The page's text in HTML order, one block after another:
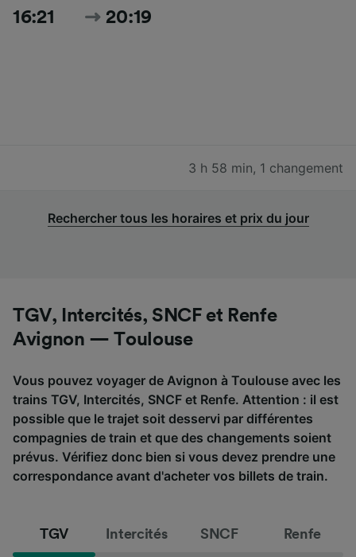
16:21 20:19
3 h 58 min, 1 changement
Rechercher tous les horaires et prix du jour
TGV, Intercités, SNCF et Renfe
Avignon — Toulouse
Vous pouvez voyager de Avignon à Toulouse avec les
trains TGV, Intercités, SNCF et Renfe. Attention : il est
possible que le trajet soit desservi par différentes
compagnies de train et que des changements soient
prévus. Vérifiez donc bien si vous devez prendre une
correspondance avant d'acheter vos billets de train.
TGV Intercités SNCF Renfe